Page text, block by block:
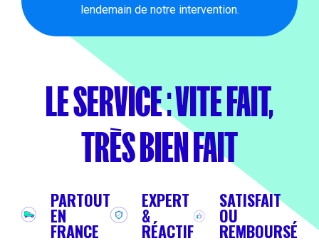
lendemain de notre intervention.
LE SERVICE : VITE FAIT,
TRÈS BIEN FAIT
PARTOUT
EN
FRANCE
EXPERT
&
RÉACTIF
SATISFAIT
OU
REMBOURSÉ